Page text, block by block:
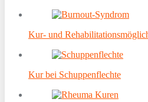
Kur- und
Kur bei Schuppenflechte